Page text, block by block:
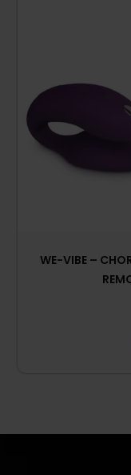
WE-VIBE –